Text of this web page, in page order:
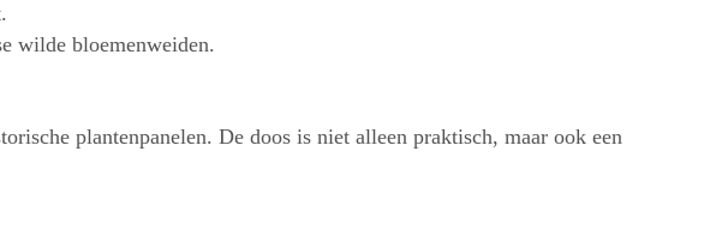
wilde bloemenweiden.
plantenpanelen. De doos is niet alleen praktisch, maar ook een